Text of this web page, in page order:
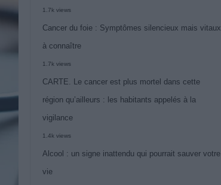
1.7k views
Cancer du foie : Symptômes silencieux mais vitaux
à connaître
1.7k views
CARTE. Le cancer est plus mortel dans cette
région qu’ailleurs : les habitants appelés à la
vigilance
1.4k views
Alcool : un signe inattendu qui pourrait sauver votre
vie